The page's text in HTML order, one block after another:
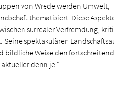
von Wrede werden Umwelt,
thematisiert. Diese
surrealer Verfremdung,
spektakulären
bildliche Weise den
denn je."